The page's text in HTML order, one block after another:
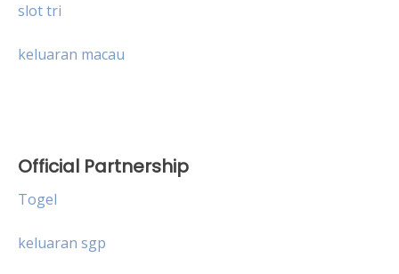
slot tri
keluaran macau
Official Partnership
Togel
keluaran sgp